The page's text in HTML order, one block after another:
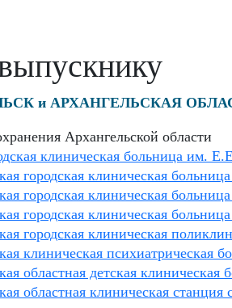
и АРХАНГЕЛЬСКАЯ
Архангельской области
клиническая больница им.
городская клиническая
городская клиническая
городская клиническая
городская клиническая
клиническая психиатрическая
областная детская
областная клиническая